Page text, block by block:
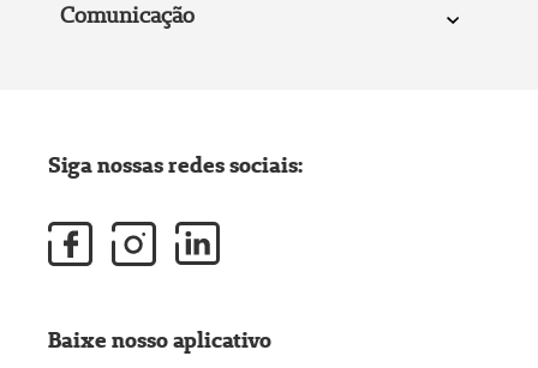
Comunicação
Siga nossas redes sociais:
Baixe nosso aplicativo